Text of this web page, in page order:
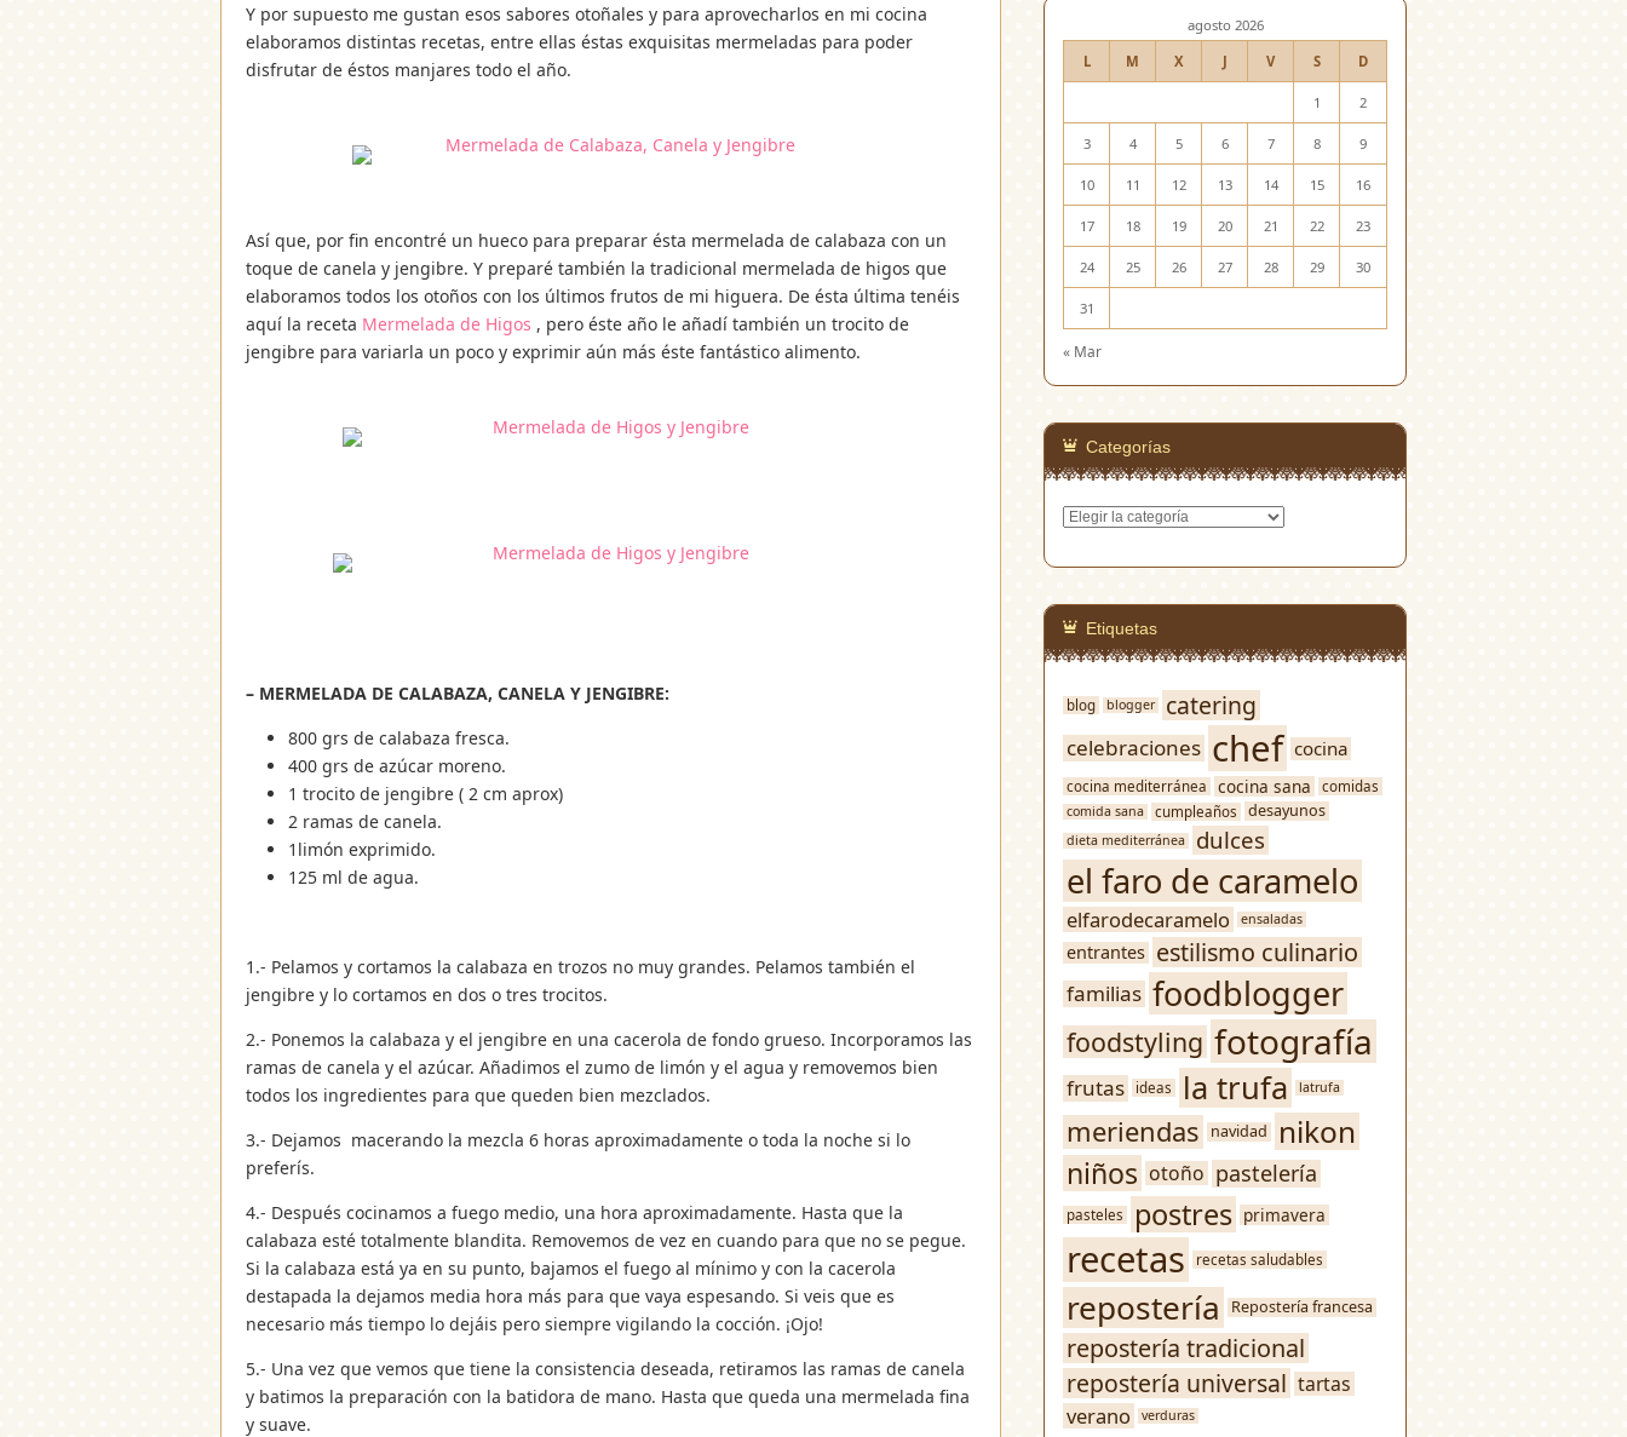
Y por supuesto me gustan esos sabores otoñales y para aprovecharlos en mi cocina
elaboramos distintas recetas, entre ellas éstas exquisitas mermeladas para poder
disfrutar de éstos manjares todo el año.
Así que, por fin encontré un hueco para preparar ésta mermelada de calabaza con un
toque de canela y jengibre. Y preparé también la tradicional mermelada de higos que
elaboramos todos los otoños con los últimos frutos de mi higuera. De ésta última tenéis
aquí la receta Mermelada de Higos , pero éste año le añadí también un trocito de
jengibre para variarla un poco y exprimir aún más éste fantástico alimento.
– MERMELADA DE CALABAZA, CANELA Y JENGIBRE:
800 grs de calabaza fresca.
400 grs de azúcar moreno.
1 trocito de jengibre ( 2 cm aprox)
2 ramas de canela.
1limón exprimido.
125 ml de agua.
1.- Pelamos y cortamos la calabaza en trozos no muy grandes. Pelamos también el
jengibre y lo cortamos en dos o tres trocitos.
2.- Ponemos la calabaza y el jengibre en una cacerola de fondo grueso. Incorporamos las
ramas de canela y el azúcar. Añadimos el zumo de limón y el agua y removemos bien
todos los ingredientes para que queden bien mezclados.
3.- Dejamos macerando la mezcla 6 horas aproximadamente o toda la noche si lo
preferís.
4.- Después cocinamos a fuego medio, una hora aproximadamente. Hasta que la
calabaza esté totalmente blandita. Removemos de vez en cuando para que no se pegue.
Si la calabaza está ya en su punto, bajamos el fuego al mínimo y con la cacerola
destapada la dejamos media hora más para que vaya espesando. Si veis que es
necesario más tiempo lo dejáis pero siempre vigilando la cocción. ¡Ojo!
5.- Una vez que vemos que tiene la consistencia deseada, retiramos las ramas de canela
y batimos la preparación con la batidora de mano. Hasta que queda una mermelada fina
y suave.
agosto 2026
L M X J V S D
1 2
3 4 5 6 7 8 9
10 11 12 13 14 15 16
17 18 19 20 21 22 23
24 25 26 27 28 29 30
31
« Mar
Categorías
Categorías
Etiquetas
blog blogger catering
celebraciones chef cocina
cocina mediterránea cocina sana comidas
comida sana cumpleaños desayunos
dieta mediterránea dulces
el faro de caramelo
elfarodecaramelo ensaladas
entrantes estilismo culinario
familias foodblogger
foodstyling fotografía
frutas ideas la trufa latrufa
meriendas navidad nikon
niños otoño pastelería
pasteles postres primavera
recetas recetas saludables
repostería Repostería francesa
repostería tradicional
repostería universal tartas
verano verduras